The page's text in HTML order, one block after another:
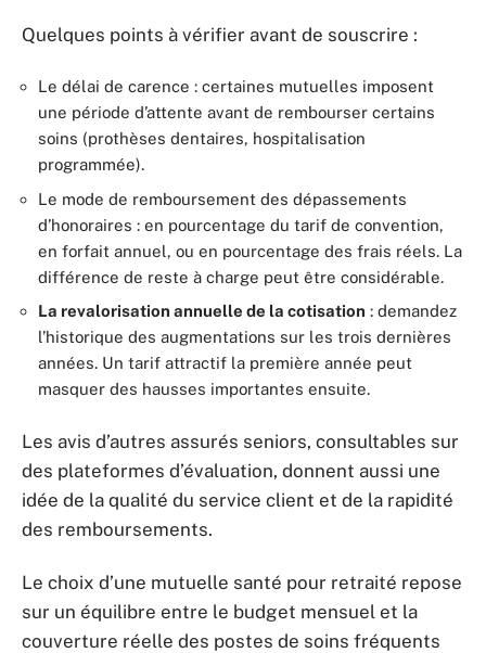
Quelques points à vérifier avant de souscrire :
Le délai de carence : certaines mutuelles imposent
une période d’attente avant de rembourser certains
soins (prothèses dentaires, hospitalisation
programmée).
Le mode de remboursement des dépassements
d’honoraires : en pourcentage du tarif de convention,
en forfait annuel, ou en pourcentage des frais réels. La
différence de reste à charge peut être considérable.
La revalorisation annuelle de la cotisation : demandez
l’historique des augmentations sur les trois dernières
années. Un tarif attractif la première année peut
masquer des hausses importantes ensuite.
Les avis d’autres assurés seniors, consultables sur
des plateformes d’évaluation, donnent aussi une
idée de la qualité du service client et de la rapidité
des remboursements.
Le choix d’une mutuelle santé pour retraité repose
sur un équilibre entre le budget mensuel et la
couverture réelle des postes de soins fréquents